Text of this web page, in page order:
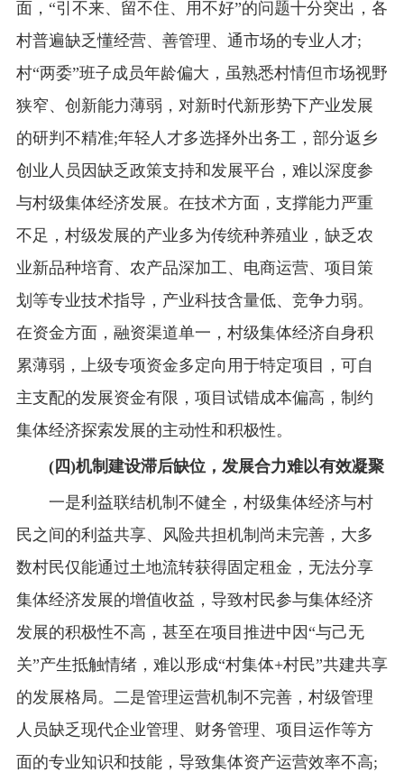
面，“引不来、留不住、用不好”的问题十分突出，各
村普遍缺乏懂经营、善管理、通市场的专业人才;
村“两委”班子成员年龄偏大，虽熟悉村情但市场视野
狭窄、创新能力薄弱，对新时代新形势下产业发展
的研判不精准;年轻人才多选择外出务工，部分返乡
创业人员因缺乏政策支持和发展平台，难以深度参
与村级集体经济发展。在技术方面，支撑能力严重
不足，村级发展的产业多为传统种养殖业，缺乏农
业新品种培育、农产品深加工、电商运营、项目策
划等专业技术指导，产业科技含量低、竞争力弱。
在资金方面，融资渠道单一，村级集体经济自身积
累薄弱，上级专项资金多定向用于特定项目，可自
主支配的发展资金有限，项目试错成本偏高，制约
集体经济探索发展的主动性和积极性。
(四)机制建设滞后缺位，发展合力难以有效凝聚
一是利益联结机制不健全，村级集体经济与村
民之间的利益共享、风险共担机制尚未完善，大多
数村民仅能通过土地流转获得固定租金，无法分享
集体经济发展的增值收益，导致村民参与集体经济
发展的积极性不高，甚至在项目推进中因“与己无
关”产生抵触情绪，难以形成“村集体+村民”共建共享
的发展格局。二是管理运营机制不完善，村级管理
人员缺乏现代企业管理、财务管理、项目运作等方
面的专业知识和技能，导致集体资产运营效率不高;